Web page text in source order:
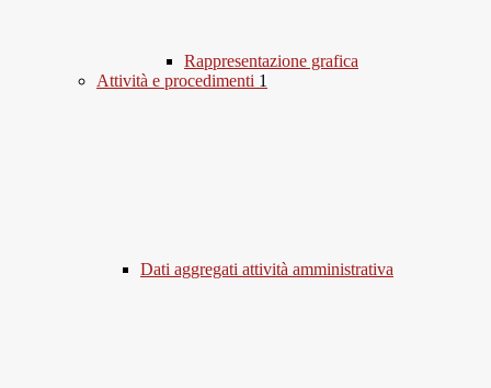
Rappresentazione grafica
Attività e procedimenti 1
Dati aggregati attività amministrativa